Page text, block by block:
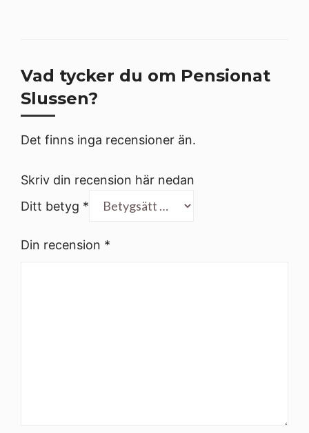
Vad tycker du om Pensionat
Slussen?
Det finns inga recensioner än.
Skriv din recension här nedan
Ditt betyg *
Din recension *